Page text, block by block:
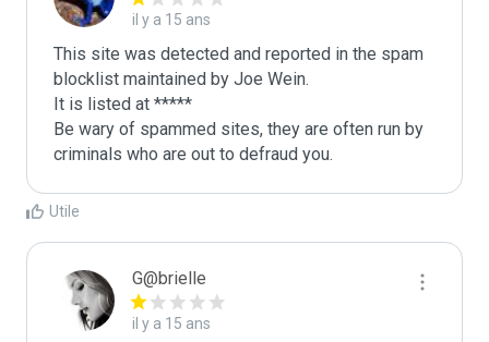
il y a 15 ans
This site was detected and reported in the spam
blocklist maintained by Joe Wein.
It is listed at *****
Be wary of spammed sites, they are often run by
criminals who are out to defraud you.
Utile
G@brielle
il y a 15 ans